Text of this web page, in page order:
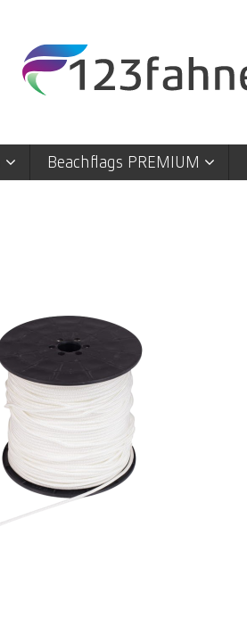
Beachflags PREMIUM